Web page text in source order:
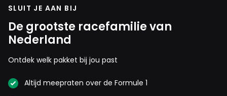
SLUIT JE AAN BIJ
De grootste racefamilie van
Nederland
Ontdek welk pakket bij jou past
Altijd meepraten over de Formule 1